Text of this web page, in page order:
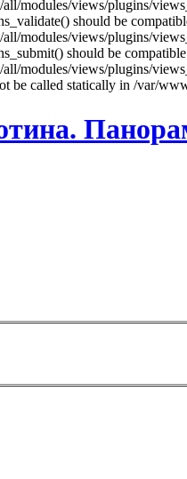
modules/views/plugins/
should be
modules/views/plugins/
should be
modules/views/plugins/
be called statically in /var/